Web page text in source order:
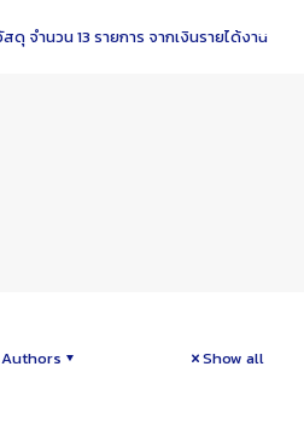
Authors Show all